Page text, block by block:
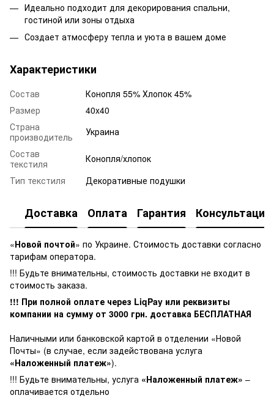
Идеально подходит для декорирования спальни,
гостиной или зоны отдыха
Создает атмосферу тепла и уюта в вашем доме
Характеристики
Состав
Конопля 55% Хлопок 45%
Размер
40x40
Страна
производитель
Украина
Состав
текстиля
Конопля/хлопок
Тип текстиля
Декоративные подушки
Доставка Оплата Гарантия Консультация
«Новой почтой» по Украине. Стоимость доставки согласно
тарифам оператора.
!!! Будьте внимательны, стоимость доставки не входит в
стоимость заказа.
!!! При полной оплате через LiqPay или реквизиты
компании на сумму от 3000 грн. доставка БЕСПЛАТНАЯ
Наличными или банковской картой в отделении «Новой
Почты» (в случае, если задействована услуга
«Наложенный платеж»).
!!! Будьте внимательны, услуга «Наложенный платеж» –
оплачивается отдельно